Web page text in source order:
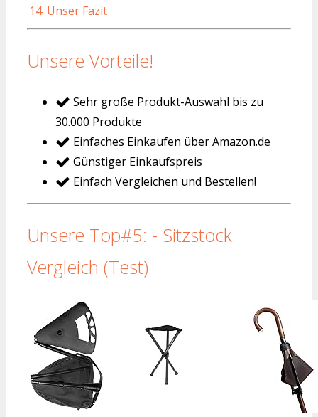
14. Unser Fazit
Unsere Vorteile!
Sehr große Produkt-Auswahl bis zu
30.000 Produkte
Einfaches Einkaufen über Amazon.de
Günstiger Einkaufspreis
Einfach Vergleichen und Bestellen!
Unsere Top#5: - Sitzstock
Vergleich (Test)